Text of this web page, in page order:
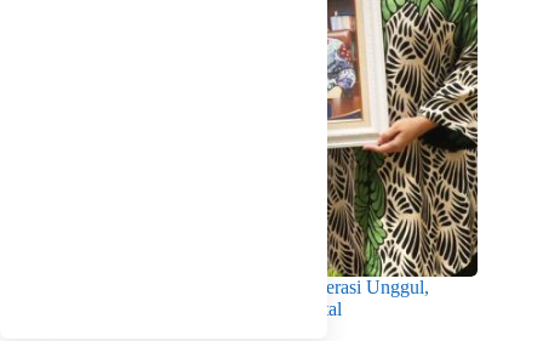
Wabup Intan Dorong Mahasiswa Jadi Generasi Unggul,
Berkarakter dan Sadar Hukum di Era Digital